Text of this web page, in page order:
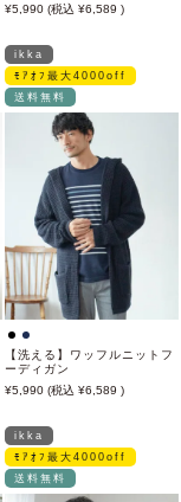
5,990
6,589
ikka
ﾓｱｵﾌ最大4000off
送料無料
【洗える】ワッフルニットフ
ーディガン
5,990
6,589
ikka
ﾓｱｵﾌ最大4000off
送料無料